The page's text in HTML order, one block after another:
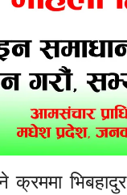
क्रममा भिबहादुर